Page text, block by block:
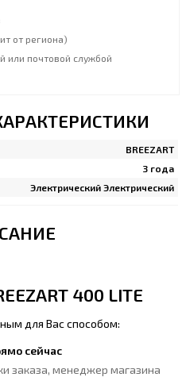
от региона)
или почтовой службой
BREEZART
3 года
Электрический Электрический
400 LITE
для Вас способом:
сейчас
заказа, менеджер магазина